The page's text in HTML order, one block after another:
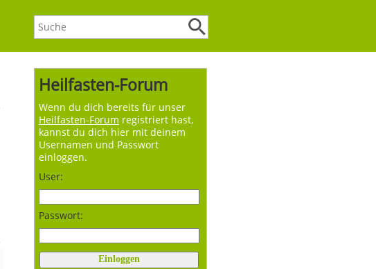
Heilfasten-Forum
Wenn du dich bereits für unser
Heilfasten-Forum registriert hast,
kannst du dich hier mit deinem
Usernamen und Passwort
einloggen.
User:
Passwort: